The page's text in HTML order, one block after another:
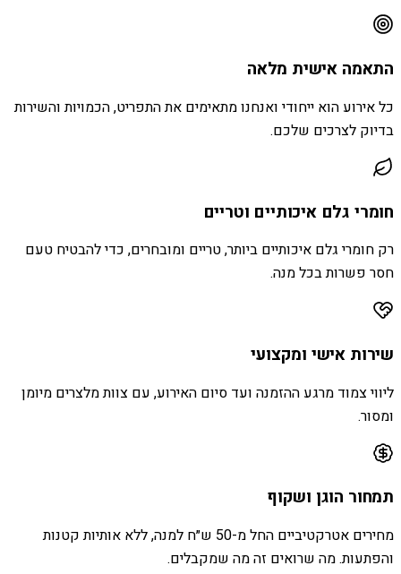
התאמה אישית מלאה
כל אירוע הוא ייחודי ואנחנו מתאימים את התפריט, הכמויות והשירות
בדיוק לצרכים שלכם.
חומרי גלם איכותיים וטריים
רק חומרי גלם איכותיים ביותר, טריים ומובחרים, כדי להבטיח טעם
חסר פשרות בכל מנה.
שירות אישי ומקצועי
ליווי צמוד מרגע ההזמנה ועד סיום האירוע, עם צוות מלצרים מיומן
ומסור.
תמחור הוגן ושקוף
מחירים אטרקטיביים החל מ-50 ש״ח למנה, ללא אותיות קטנות
והפתעות. מה שרואים זה מה שמקבלים.